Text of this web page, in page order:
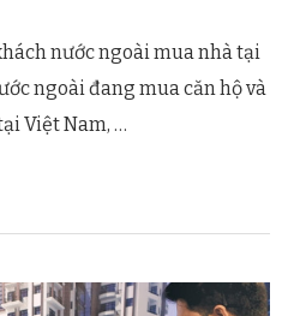
nước ngoài mua nhà tại
ngoài đang mua căn hộ và
Việt Nam, …